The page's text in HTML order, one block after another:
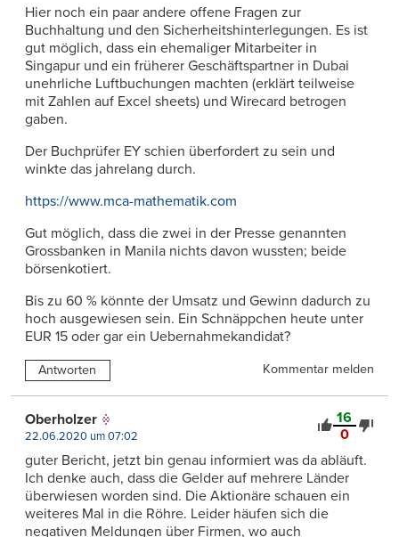
Hier noch ein paar andere offene Fragen zur
Buchhaltung und den Sicherheitshinterlegungen. Es ist
gut möglich, dass ein ehemaliger Mitarbeiter in
Singapur und ein früherer Geschäftspartner in Dubai
unehrliche Luftbuchungen machten (erklärt teilweise
mit Zahlen auf Excel sheets) und Wirecard betrogen
gaben.
Der Buchprüfer EY schien überfordert zu sein und
winkte das jahrelang durch.
https://www.mca-mathematik.com
Gut möglich, dass die zwei in der Presse genannten
Grossbanken in Manila nichts davon wussten; beide
börsenkotiert.
Bis zu 60 % könnte der Umsatz und Gewinn dadurch zu
hoch ausgewiesen sein. Ein Schnäppchen heute unter
EUR 15 oder gar ein Uebernahmekandidat?
Antworten Kommentar melden
16
0
Oberholzer
22.06.2020 um 07:02
guter Bericht, jetzt bin genau informiert was da abläuft.
Ich denke auch, dass die Gelder auf mehrere Länder
überwiesen worden sind. Die Aktionäre schauen ein
weiteres Mal in die Röhre. Leider häufen sich die
negativen Meldungen über Firmen, wo auch